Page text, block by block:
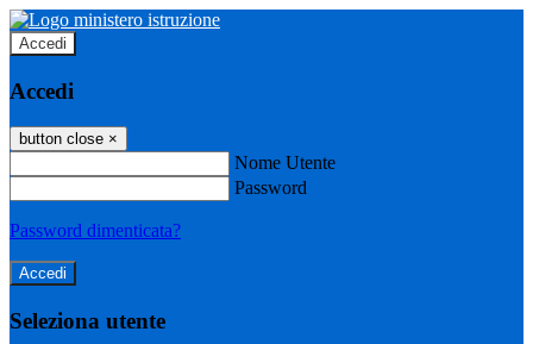
Accedi
Accedi
button close ×
Nome Utente
Password
Password dimenticata?
Seleziona utente